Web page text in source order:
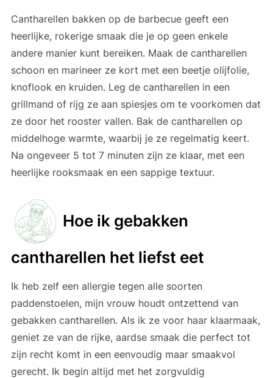
Cantharellen bakken op de barbecue geeft een
heerlijke, rokerige smaak die je op geen enkele
andere manier kunt bereiken. Maak de cantharellen
schoon en marineer ze kort met een beetje olijfolie,
knoflook en kruiden. Leg de cantharellen in een
grillmand of rijg ze aan spiesjes om te voorkomen dat
ze door het rooster vallen. Bak de cantharellen op
middelhoge warmte, waarbij je ze regelmatig keert.
Na ongeveer 5 tot 7 minuten zijn ze klaar, met een
heerlijke rooksmaak en een sappige textuur.
Hoe ik gebakken
cantharellen het liefst eet
Ik heb zelf een allergie tegen alle soorten
paddenstoelen, mijn vrouw houdt ontzettend van
gebakken cantharellen. Als ik ze voor haar klaarmaak,
geniet ze van de rijke, aardse smaak die perfect tot
zijn recht komt in een eenvoudig maar smaakvol
gerecht. Ik begin altijd met het zorgvuldig